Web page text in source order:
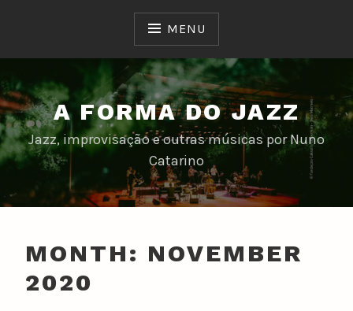
MENU
A FORMA DO JAZZ
Jazz, improvisação e outras músicas por Nuno
Catarino
MONTH: NOVEMBER
2020